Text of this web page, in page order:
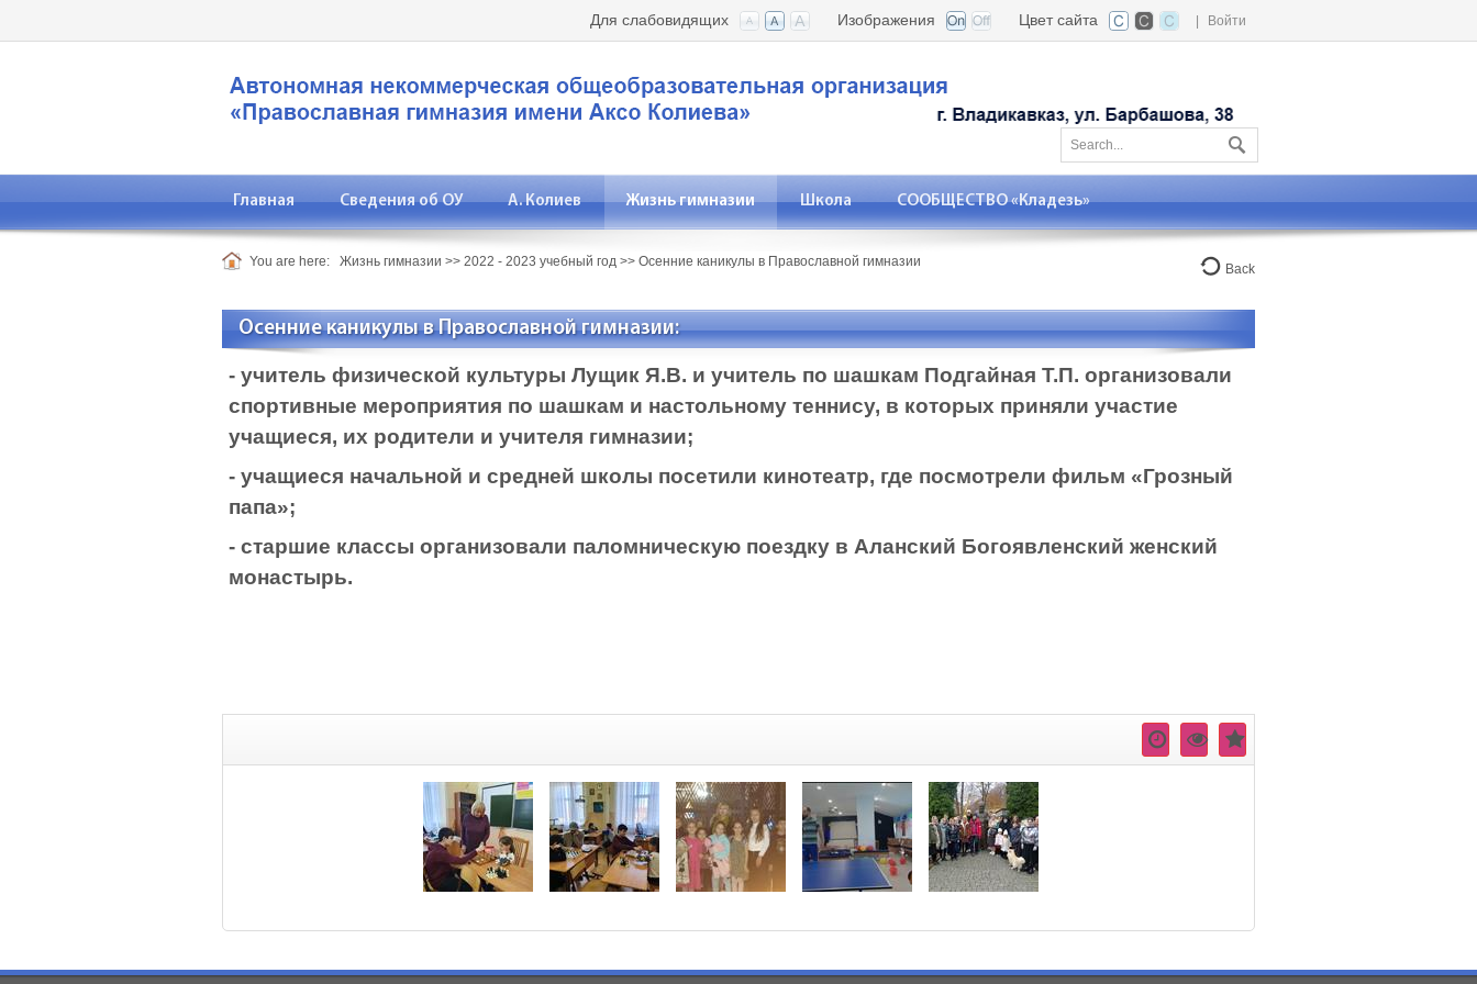
Войти
Цвет сайта
Изображения
Для слабовидящих
Главная Сведения об ОУ А. Колиев Жизнь гимназии Школа СООБЩЕСТВО «Кладезь»
You are here: Жизнь гимназии >> 2022 - 2023 учебный год >> Осенние каникулы в Православной гимназии Back
Осенние каникулы в Православной гимназии:
- учитель физической культуры Лущик Я.В. и учитель по шашкам Подгайная Т.П. организовали
спортивные мероприятия по шашкам и настольному теннису, в которых приняли участие
учащиеся, их родители и учителя гимназии;
- учащиеся начальной и средней школы посетили кинотеатр, где посмотрели фильм «Грозный
папа»;
- старшие классы организовали паломническую поездку в Аланский Богоявленский женский
монастырь.